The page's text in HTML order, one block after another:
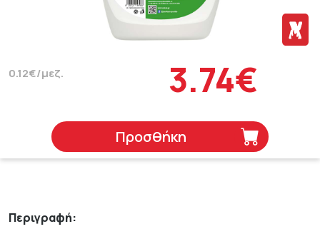
0.12€/μεζ. 3.74€
Προσθήκη
Περιγραφή: